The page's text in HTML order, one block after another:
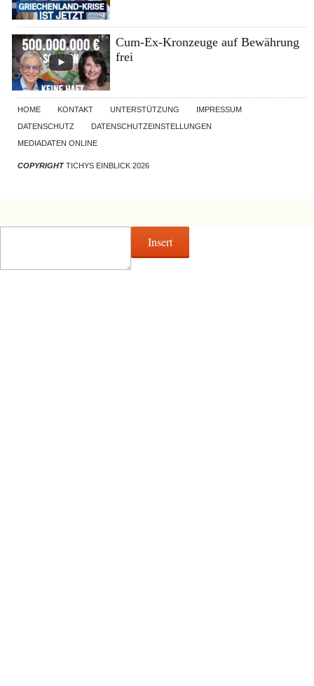
Cum-Ex-Kronzeuge auf Bewährung
frei
HOME KONTAKT UNTERSTÜTZUNG
IMPRESSUM
DATENSCHUTZ
DATENSCHUTZEINSTELLUNGEN
MEDIADATEN ONLINE
COPYRIGHTTICHYS EINBLICK 2026
Insert